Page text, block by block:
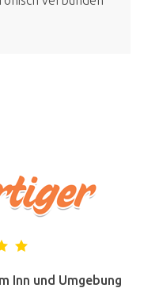
Inn und Umgebung